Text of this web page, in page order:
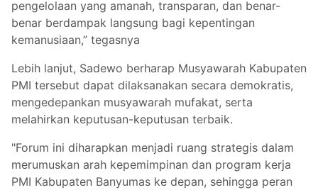
pengelolaan yang amanah, transparan, dan benar-
benar berdampak langsung bagi kepentingan
kemanusiaan,” tegasnya
Lebih lanjut, Sadewo berharap Musyawarah Kabupaten
PMI tersebut dapat dilaksanakan secara demokratis,
mengedepankan musyawarah mufakat, serta
melahirkan keputusan-keputusan terbaik.
"Forum ini diharapkan menjadi ruang strategis dalam
merumuskan arah kepemimpinan dan program kerja
PMI Kabupaten Banyumas ke depan, sehingga peran